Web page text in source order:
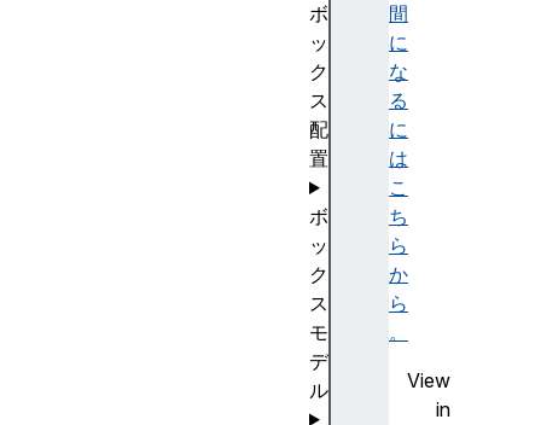
間
に
な
る
に
は
こ
ち
ら
か
ら
。
View
in
ボ
ッ
ク
ス
配
置
ボ
ッ
ク
ス
モ
デ
ル